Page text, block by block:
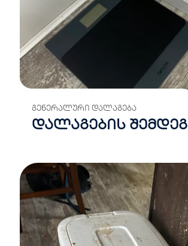
ᲒᲔᲜᲔᲠᲐᲚᲣᲠᲘ ᲓᲐᲚᲐᲒᲔᲑᲐ
დალაგების შემდეგ